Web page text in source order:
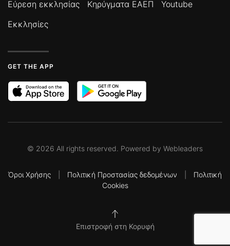
Εύρεση εκκλησίας
Κηρύγματα ΕΑΕΠ
Youtube
Εκκλησίες
GET THE APP
© 2026 All rights reserved. Powered by Webleaders
Όροι Χρήσης Πολιτική Προστασίας δεδομένων
Πολιτική
Cookies
Επιστροφή στη Κορυφή